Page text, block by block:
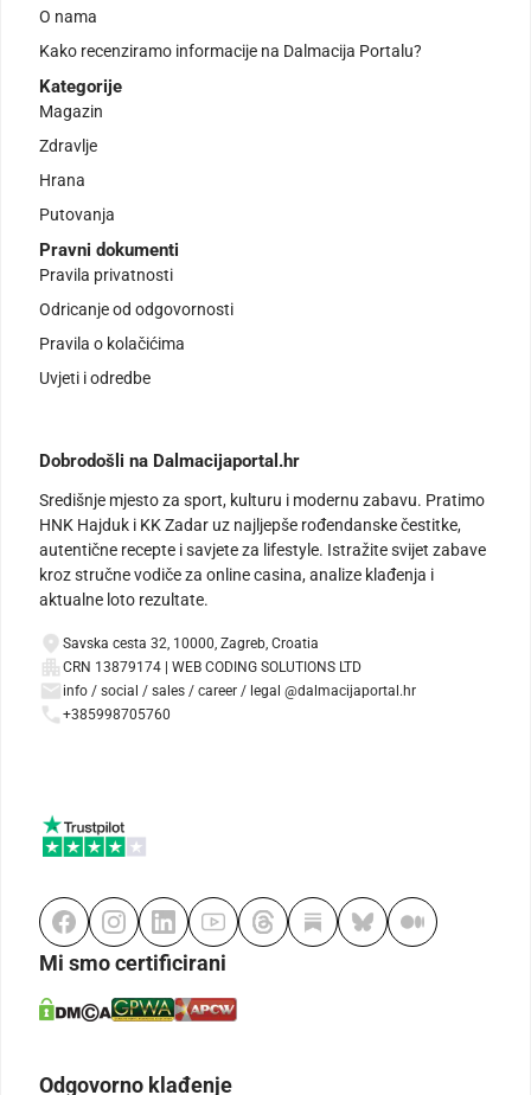
O nama
Kako recenziramo informacije na Dalmacija Portalu?
Kategorije
Magazin
Zdravlje
Hrana
Putovanja
Pravni dokumenti
Pravila privatnosti
Odricanje od odgovornosti
Pravila o kolačićima
Uvjeti i odredbe
Dobrodošli na Dalmacijaportal.hr
Središnje mjesto za sport, kulturu i modernu zabavu. Pratimo
HNK Hajduk i KK Zadar uz najljepše rođendanske čestitke,
autentične recepte i savjete za lifestyle. Istražite svijet zabave
kroz stručne vodiče za online casina, analize klađenja i
aktualne loto rezultate.
Savska cesta 32, 10000, Zagreb, Croatia
CRN 13879174 | WEB CODING SOLUTIONS LTD
info / social / sales / career / legal @dalmacijaportal.hr
+385998705760
Mi smo certificirani
Odgovorno klađenje